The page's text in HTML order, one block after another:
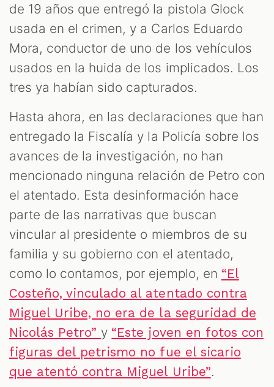
de 19 años que entregó la pistola Glock
usada en el crimen, y a Carlos Eduardo
Mora, conductor de uno de los vehículos
usados en la huida de los implicados. Los
tres ya habían sido capturados.
Hasta ahora, en las declaraciones que han
entregado la Fiscalía y la Policía sobre los
avances de la investigación, no han
mencionado ninguna relación de Petro con
el atentado. Esta desinformación hace
parte de las narrativas que buscan
vincular al presidente o miembros de su
familia y su gobierno con el atentado,
como lo contamos, por ejemplo, en “El
Costeño, vinculado al atentado contra
Miguel Uribe, no era de la seguridad de
Nicolás Petro” y “Este joven en fotos con
figuras del petrismo no fue el sicario
que atentó contra Miguel Uribe”.